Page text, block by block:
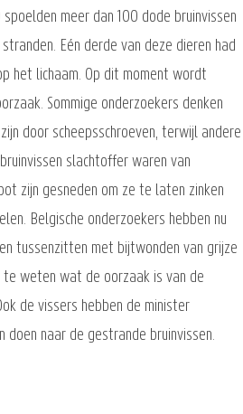
meer dan 100 dode bruinvissen
Eén derde van deze dieren had
het lichaam. Op dit moment wordt
Sommige onderzoekers denken
door scheepsschroeven, terwijl andere
slachtoffer waren van
zijn gesneden om ze te laten zinken
Belgische onderzoekers hebben nu
tussenzitten met bijtwonden van grijze
te weten wat de oorzaak is van de
de vissers hebben de minister
naar de gestrande bruinvissen.